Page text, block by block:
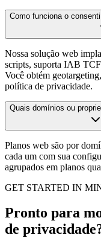
Como funciona o
Nossa solução web
scripts, suporta IAB
Você obtém
política de privacidade.
Quais domínios ou
Planos web são por
cada um com sua
agrupados em planos
GET STARTED IN
Pronto para
de